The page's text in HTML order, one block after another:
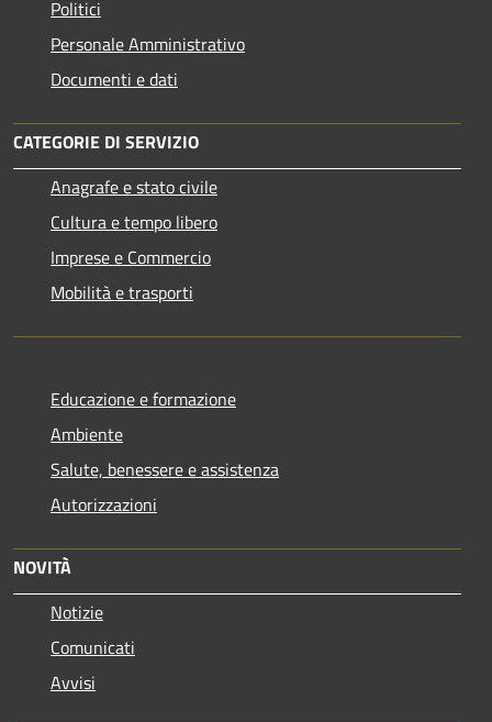
Politici
Personale Amministrativo
Documenti e dati
CATEGORIE DI SERVIZIO
Anagrafe e stato civile
Cultura e tempo libero
Imprese e Commercio
Mobilità e trasporti
Educazione e formazione
Ambiente
Salute, benessere e assistenza
Autorizzazioni
NOVITÀ
Notizie
Comunicati
Avvisi